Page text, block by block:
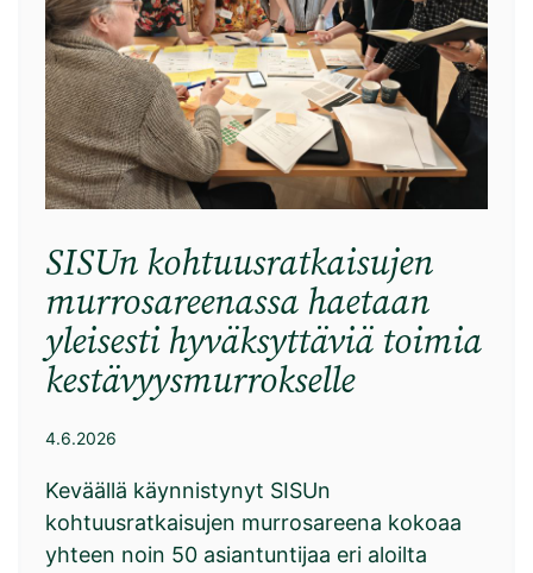
SISUn kohtuusratkaisujen
murrosareenassa haetaan
yleisesti hyväksyttäviä toimia
kestävyysmurrokselle
4.6.2026
Keväällä käynnistynyt SISUn
kohtuusratkaisujen murrosareena kokoaa
yhteen noin 50 asiantuntijaa eri aloilta